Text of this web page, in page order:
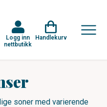
Logg inn
nettbutikk
Handlekurv
soner med varierende